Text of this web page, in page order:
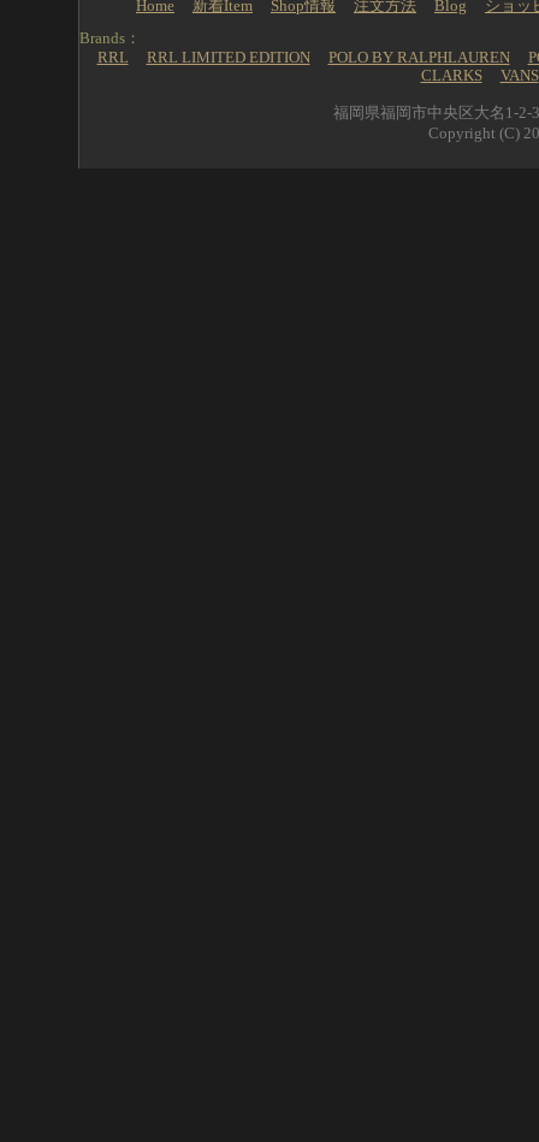
Home 新着Item Shop情報 注文方法 Blog
ショッ
Brands：
RRL
RRL LIMITED EDITION POLO BY RALPHLAUREN
CLARKS
VANS
福岡県福岡市中央区大名1-2-
Copyright (C)